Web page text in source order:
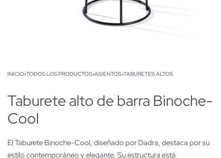
INICIO›TODOS LOS PRODUCTOS›ASIENTOS›TABURETES ALTOS
Taburete alto de barra Binoche-
Cool
El Taburete Binoche-Cool, diseñado por Dadra, destaca por su
estilo contemporáneo y elegante. Su estructura está